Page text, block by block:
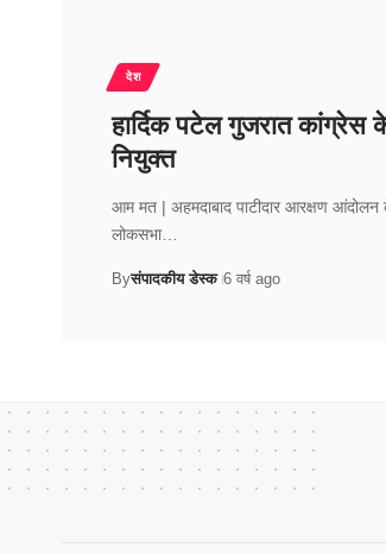
देश
हार्दिक पटेल गुजरात कांग्रेस
नियुक्त
आम मत | अहमदाबाद पाटीदार आरक्षण
लोकसभा…
Byसंपादकीय डेस्क 6 वर्ष ago